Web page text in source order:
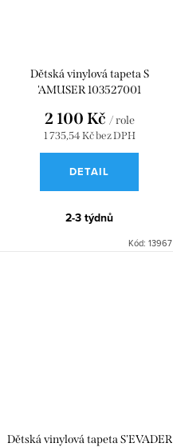
Dětská vinylová tapeta S
'AMUSER 103527001
1 735,54 Kč bez DPH
2 100 Kč / role
DETAIL
2-3 týdnů
Kód: 13967
Dětská vinylová tapeta S'EVADER